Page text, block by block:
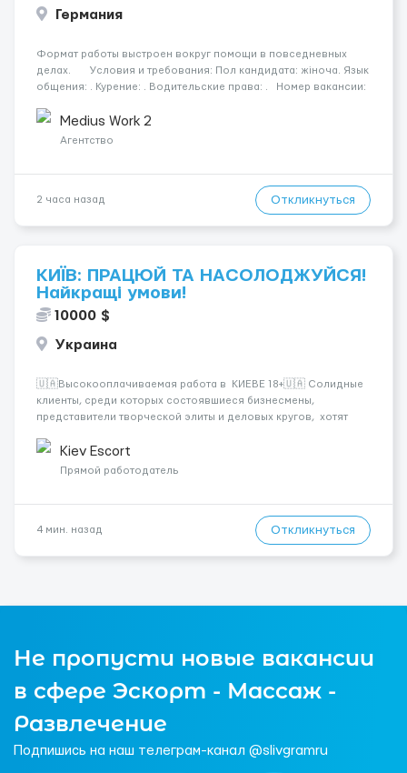
Германия
Формат работы выстроен вокруг помощи в повседневных
делах. Условия и требования: Пол кандидата: жіноча. Язык
общения: . Курение: . Водительские права: . Номер вакансии:
567 59...Medius Work 2
Агентство
2 часа назад Откликнуться
КИЇВ: ПРАЦЮЙ ТА НАСОЛОДЖУЙСЯ!
Найкращі умови!
10000 $
Украина
🇺🇦Высокооплачиваемая работа в КИЕВЕ 18+🇺🇦 Солидные
клиенты, среди которых состоявшиеся бизнесмены,
представители творческой элиты и деловых кругов, хотят
можно взять на официальный прием или ответственную
деловую встречу. &n...
Kiev Escort
Прямой работодатель
4 мин. назад Откликнуться
Не пропусти новые вакансии
в сфере Эскорт - Массаж -
Развлечение
Подпишись на наш телеграм-канал @slivgramru